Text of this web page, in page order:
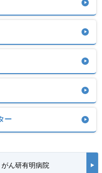
ー
がん研有明病院